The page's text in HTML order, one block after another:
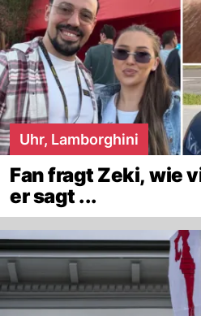
Uhr, Lamborghini
Fan fragt Zeki, wie
er sagt ...